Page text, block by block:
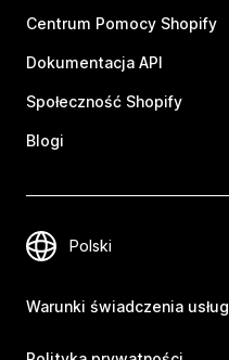
Centrum Pomocy Shopify
Dokumentacja API
Społeczność Shopify
Blogi
Warunki świadczenia usług